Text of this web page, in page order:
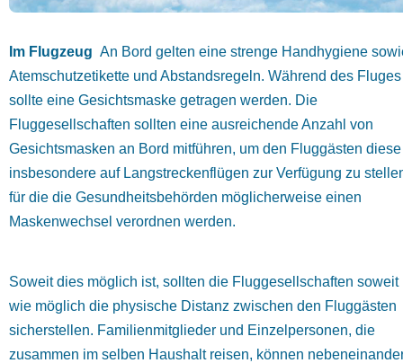
Im Flugzeug An Bord gelten eine strenge Handhygiene
Atemschutzetikette und Abstandsregeln. Während des Fluges
sollte eine Gesichtsmaske getragen werden. Die
Fluggesellschaften sollten eine ausreichende Anzahl von
Gesichtsmasken an Bord mitführen, um den Fluggästen diese
insbesondere auf Langstreckenflügen zur Verfügung zu
für die die Gesundheitsbehörden möglicherweise einen
Maskenwechsel verordnen werden.
Soweit dies möglich ist, sollten die Fluggesellschaften soweit
wie möglich die physische Distanz zwischen den Fluggästen
sicherstellen. Familienmitglieder und Einzelpersonen, die
zusammen im selben Haushalt reisen, können